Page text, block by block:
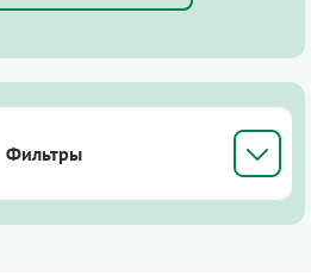
Фильтры